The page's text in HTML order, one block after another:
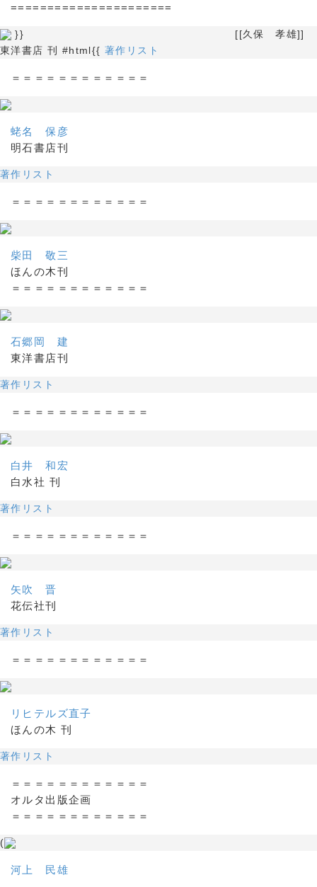
======================
}} [[久保 孝雄]]
東洋書店 刊 #html{{ 著作リスト
＝＝＝＝＝＝＝＝＝＝＝＝
蛯名 保彦
明石書店刊
著作リスト
＝＝＝＝＝＝＝＝＝＝＝＝
柴田 敬三
ほんの木刊
＝＝＝＝＝＝＝＝＝＝＝＝
石郷岡 建
東洋書店刊
著作リスト
＝＝＝＝＝＝＝＝＝＝＝＝
白井 和宏
白水社 刊
著作リスト
＝＝＝＝＝＝＝＝＝＝＝＝
矢吹 晋
花伝社刊
著作リスト
＝＝＝＝＝＝＝＝＝＝＝＝
リヒテルズ直子
ほんの木 刊
著作リスト
＝＝＝＝＝＝＝＝＝＝＝＝
オルタ出版企画
＝＝＝＝＝＝＝＝＝＝＝＝
(
河上 民雄